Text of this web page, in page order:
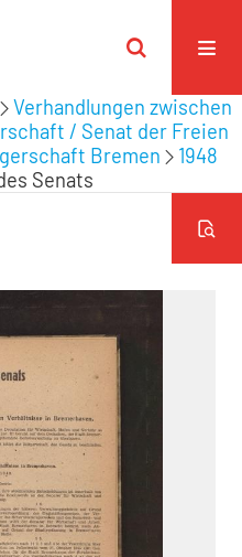
Verhandlungen zwischen
/ Senat der Freien
Bremen
1948
Senats